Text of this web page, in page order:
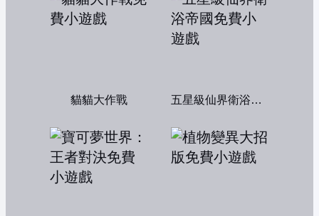
貓貓大作戰 五星級仙界衛浴帝國